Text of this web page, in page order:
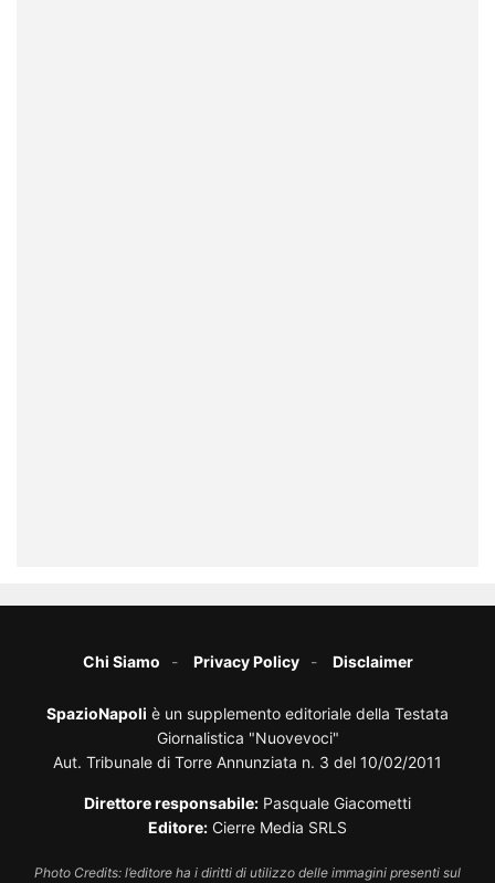
Chi Siamo Privacy Policy Disclaimer
SpazioNapoli è un supplemento editoriale della Testata
Giornalistica "Nuovevoci"
Aut. Tribunale di Torre Annunziata n. 3 del 10/02/2011
Direttore responsabile: Pasquale Giacometti
Editore: Cierre Media SRLS
Photo Credits: l’editore ha i diritti di utilizzo delle immagini presenti sul